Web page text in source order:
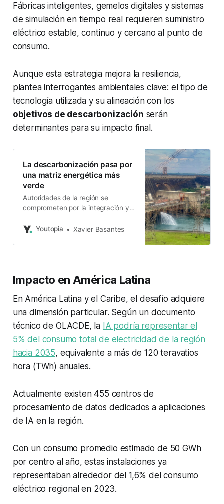
Fábricas inteligentes, gemelos digitales y sistemas
de simulación en tiempo real requieren suministro
eléctrico estable, continuo y cercano al punto de
consumo.
Aunque esta estrategia mejora la resiliencia,
plantea interrogantes ambientales clave: el tipo de
tecnología utilizada y su alineación con los
objetivos de descarbonización serán
determinantes para su impacto final.
La descarbonización pasa por
una matriz energética más
verde
Autoridades de la región se
comprometen por la integración y
Youtopia
Xavier Basantes
Impacto en América Latina
En América Latina y el Caribe, el desafío adquiere
una dimensión particular. Según un documento
técnico de OLACDE, la IA podría representar el
5% del consumo total de electricidad de la región
hacia 2035, equivalente a más de 120 teravatios
hora (TWh) anuales.
Actualmente existen 455 centros de
procesamiento de datos dedicados a aplicaciones
de IA en la región.
Con un consumo promedio estimado de 50 GWh
por centro al año, estas instalaciones ya
representaban alrededor del 1,6% del consumo
eléctrico regional en 2023.